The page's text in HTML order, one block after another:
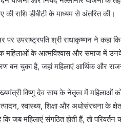
की राशि डीबीटी के माध्यम से अंतरित की।
पर उपराष्ट्रपति श्री राधाकृष्णन ने कहा
महिलाओं के आत्मविश्वास और समाज में
बन चुका है, जहां महिलाएं आर्थिक और
विष्णु देव साय के नेतृत्व में
स्वास्थ्य, शिक्षा और अधोसंरचना के
कि जब महिलाएं संगठित होती हैं, तो